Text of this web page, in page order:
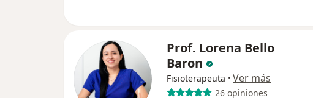
Prof. Lorena Bello
Baron
Fisioterapeuta · Ver más
26 opiniones